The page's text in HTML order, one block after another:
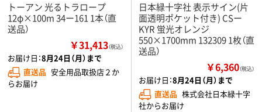
トーアン 光るトラロープ
12φ×100m 34ー161 1本（直
送品）
￥31,413（税込）
お届け日：8月24日（月）まで
直送品 安全用品取扱店２か
らお届け
日本緑十字社 表示サイン(片
面透明ポケット付き) CSー
KYR 蛍光オレンジ
550×1700mm 132309 1枚（直
送品）
￥6,360（税込）
お届け日：8月24日（月）まで
直送品 株式会社日本緑十字
社からお届け